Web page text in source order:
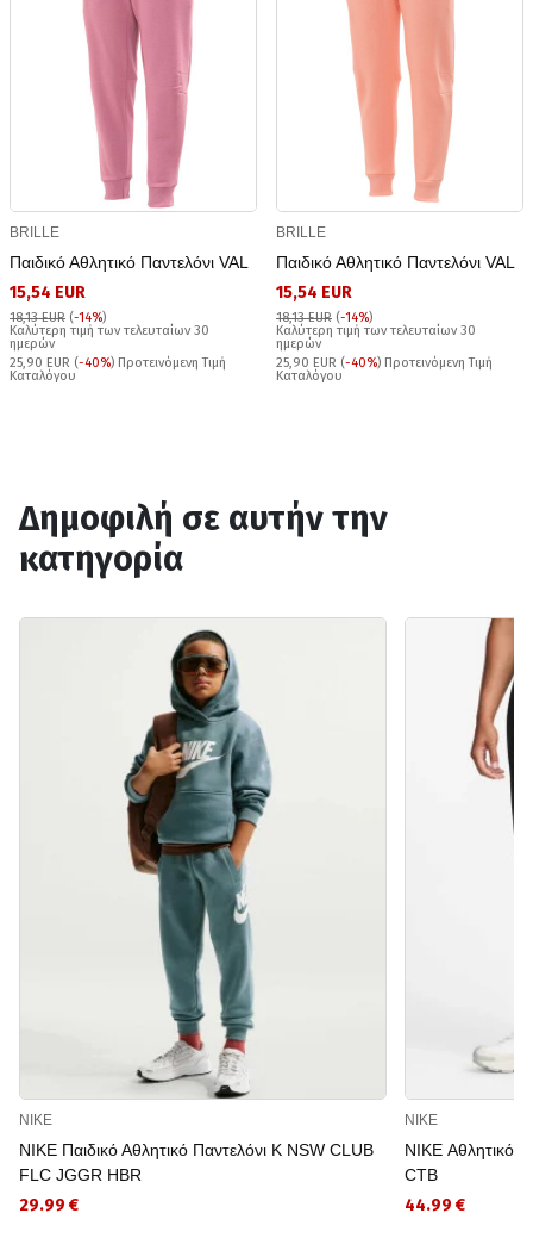
BRILLE
Παιδικό Αθλητικό Παντελόνι VAL
15,54 EUR
18,13 EUR (-14%)
Καλύτερη τιμή των τελευταίων 30
ημερών
25,90 EUR (-40%) Προτεινόμενη Τιμή
Καταλόγου
BRILLE
Παιδικό Αθλητικό Παντελόνι VAL
15,54 EUR
18,13 EUR (-14%)
Καλύτερη τιμή των τελευταίων 30
ημερών
25,90 EUR (-40%) Προτεινόμενη Τιμή
Καταλόγου
Δημοφιλή σε αυτήν την
κατηγορία
NIKE
NIKE Παιδικό Αθλητικό Παντελόνι K NSW CLUB
FLC JGGR HBR
29.99 €
NIKE
NIKE Αθλητικό
CTB
44.99 €